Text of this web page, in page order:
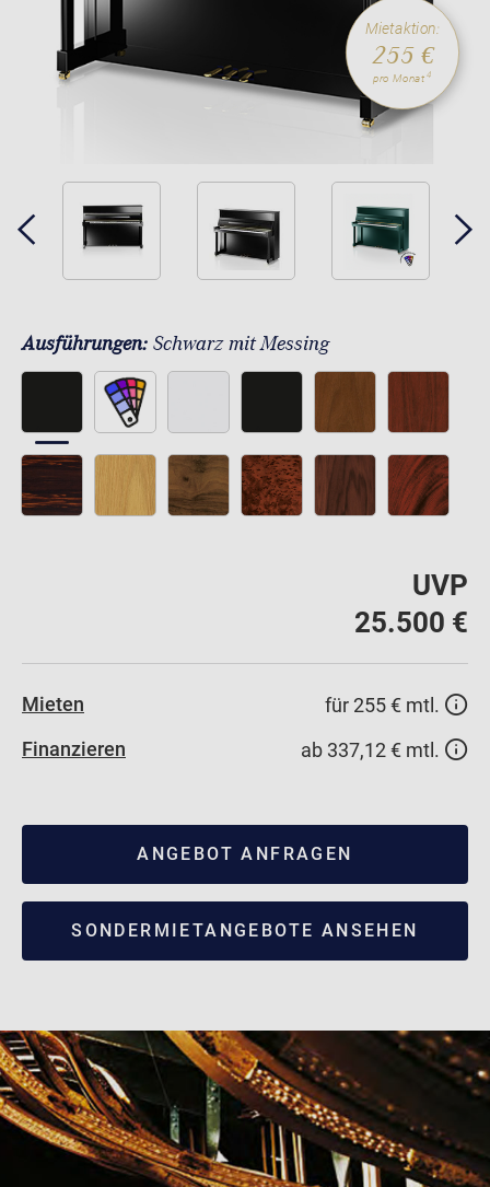
Mietaktion:
255 €
pro Monat4
Ausführungen: Schwarz mit Messing
UVP
25.500 €
Mieten
für 255 € mtl.
Finanzieren
ab 337,12 € mtl.
ANGEBOT ANFRAGEN
SONDERMIETANGEBOTE ANSEHEN